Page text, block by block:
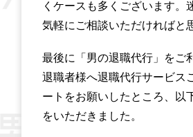
くケースも多くございます。
気軽にご相談いただければと
最後に「男の退職代行」をご
退職者様へ退職代行サービス
ートをお願いしたところ、以
をいただきました。